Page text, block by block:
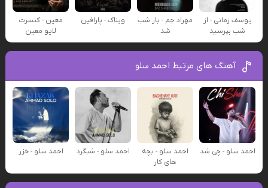
یوسف زمانی - از
شب بپرسید
مهراد جم - باز شب
شد
ویناک - پارافین
معین - کنسرت
لایو معین
آهنگ های مرتبط احمد سلو
احمد سلو - چی شد
احمد سلو - بچه
های کار
احمد سلو - شبگرد احمد سلو - خزر